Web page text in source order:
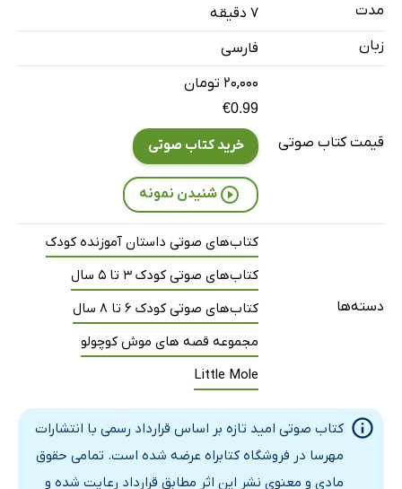
مدت
۷ دقیقه
زبان
فارسی
قیمت کتاب صوتی
۲۰,۰۰۰ تومان
€0.99
خرید کتاب صوتی
شنیدن نمونه
دسته‌ها
کتاب‌های صوتی داستان آموزنده کودک
کتاب‌های صوتی کودک 3 تا 5 سال
کتاب‌های صوتی کودک 6 تا 8 سال
مجموعه قصه های موش کوچولو
Little Mole
کتاب صوتی امید تازه بر اساس قرارداد رسمی با انتشارات
مهرسا در فروشگاه کتابراه عرضه شده است. تمامی حقوق
مادی و معنوی نشر این اثر مطابق قرارداد رعایت شده و